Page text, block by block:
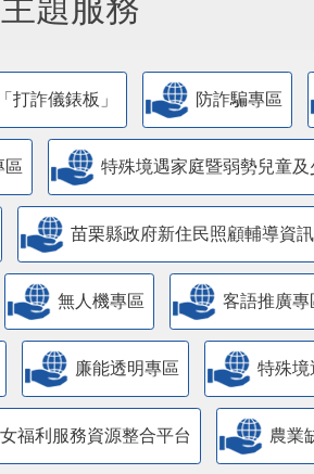
主題服務
打詐儀錶板」 防詐騙專區
區 特殊境遇家庭暨弱勢兒童
苗栗縣政府新住民照顧輔導資
無人機專區 客語推廣專
廉能透明專區 特殊境
福利服務資源整合平台 農業